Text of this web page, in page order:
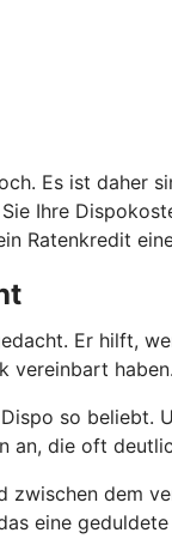
Es ist daher
Ihre
Ratenkredit
Er hilft,
vereinbart haben.
so beliebt.
an, die oft
zwischen dem
eine